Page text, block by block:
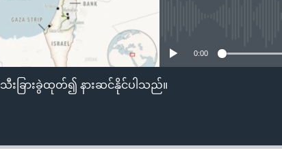
0:00
သီးခြားခွဲထုတ်၍ နားဆင်နိုင်ပါသည်။